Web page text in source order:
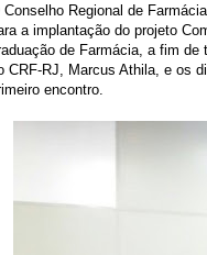
Conselho Regional de
a implantação do projeto
de Farmácia, a fim
CRF-RJ, Marcus Athila, e os
encontro.